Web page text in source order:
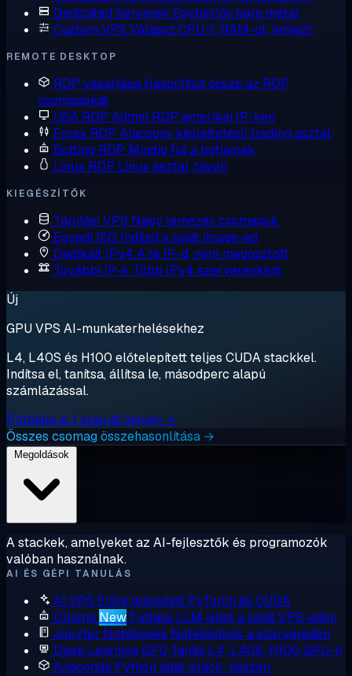
Dedicated Serverek Egybérlős bare metal
Custom VPS Válassz CPU-t, RAM-ot, lemezt
REMOTE DESKTOP
RDP vásárlása Hasonlítsd össze az RDP
csomagokat
USA RDP Admin RDP amerikai IP-ken
Forex RDP Alacsony késleltetésű trading asztal
Botting RDP Mindig fut a botjainak
Linux RDP Linux asztal, távoli
KIEGÉSZÍTŐK
Tárolási VPS Nagy lemezes csomagok
Egyedi ISO Indítsd a saját image-ed
Dedikált IPv4 A te IP-d, nem megosztott
További IP-k Több IPv4 szerverenként
Új
GPU VPS AI-munkaterhelésekhez
L4, L40S és H100 előtelepített teljes CUDA stackkel.
Indítsa el, tanítsa, állítsa le, másodperc alapú
számlázással.
Próbálja ki 1 órán át ingyen →
Összes csomag összehasonlítása →
A stackek, amelyeket az AI-fejlesztők és programozók
valóban használnak.
AI ÉS GÉPI TANULÁS
AI VPS Előre telepített PyTorch és CUDA
Ollama New Futtass LLM-eket a saját VPS-eden
Jupyter Notebooks Notebookok a szervereden
Deep Learning GPU Taníts L4, L40S, H100 GPU-n
Anaconda Python adat-stack, készen